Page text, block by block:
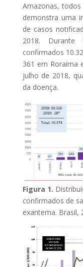
Amazonas,
demonstra uma
de casos
2018.
confirmados
361 em Roraima
julho de 2018,
da doença.
Figura 1.
confirmados de
exantema. Brasil,